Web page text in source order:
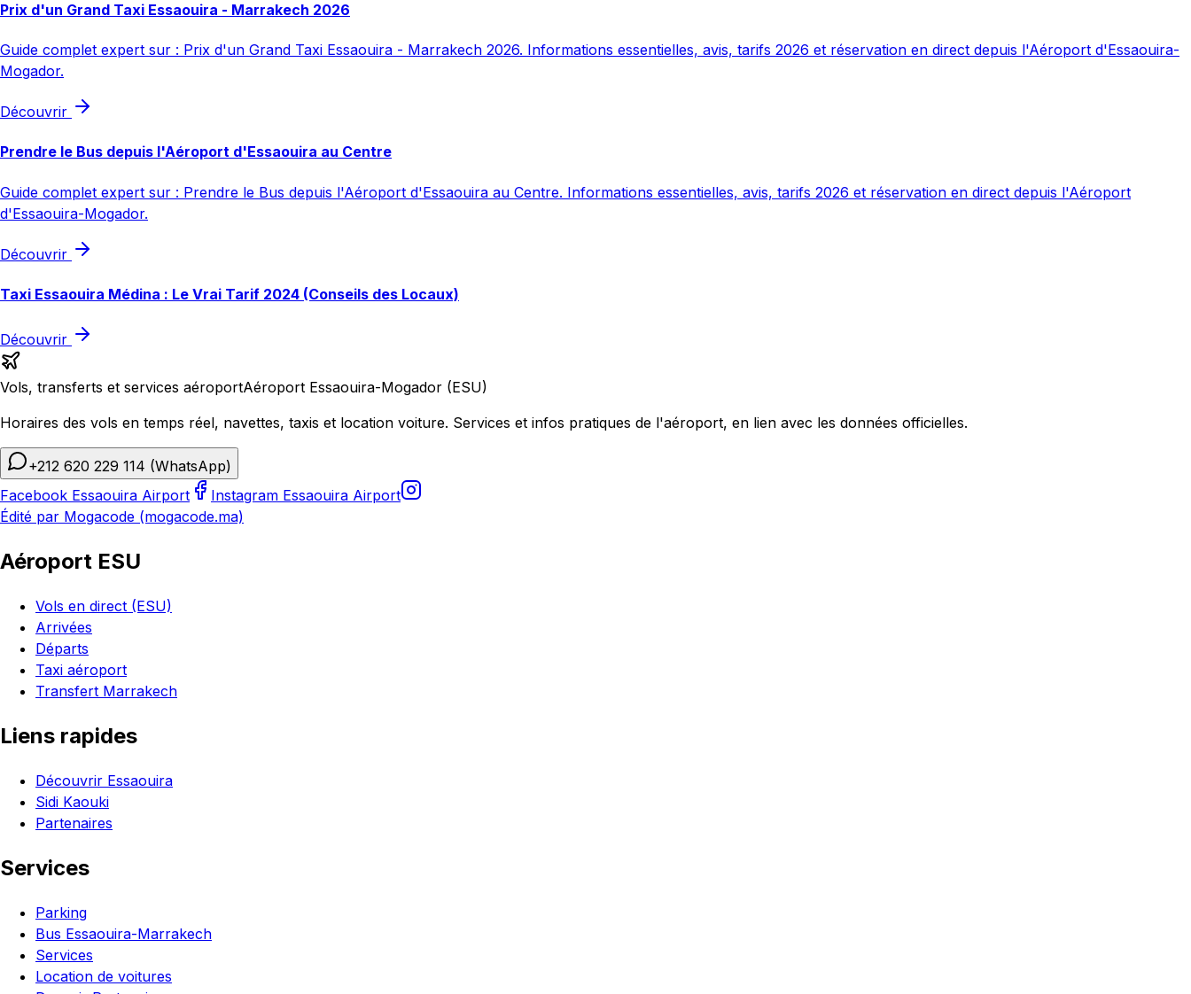
Prix d'un Grand Taxi Essaouira - Marrakech 2026
Guide complet expert sur : Prix d'un Grand Taxi Essaouira - Marrakech 2026. Informations essentielles, avis, tarifs 2026 et réservation en direct depuis l'Aéroport d'Essaouira-
Mogador.
Découvrir
Prendre le Bus depuis l'Aéroport d'Essaouira au Centre
Guide complet expert sur : Prendre le Bus depuis l'Aéroport d'Essaouira au Centre. Informations essentielles, avis, tarifs 2026 et réservation en direct depuis l'Aéroport
d'Essaouira-Mogador.
Découvrir
Taxi Essaouira Médina : Le Vrai Tarif 2024 (Conseils des Locaux)
Découvrir
Vols, transferts et services aéroportAéroport Essaouira-Mogador (ESU)
Horaires des vols en temps réel, navettes, taxis et location voiture. Services et infos pratiques de l'aéroport, en lien avec les données officielles.
+212 620 229 114 (WhatsApp)
Facebook Essaouira Airport
Instagram Essaouira Airport
Édité par Mogacode (mogacode.ma)
Aéroport ESU
Vols en direct (ESU)
Arrivées
Départs
Taxi aéroport
Transfert Marrakech
Liens rapides
Découvrir Essaouira
Sidi Kaouki
Partenaires
Services
Parking
Bus Essaouira-Marrakech
Services
Location de voitures